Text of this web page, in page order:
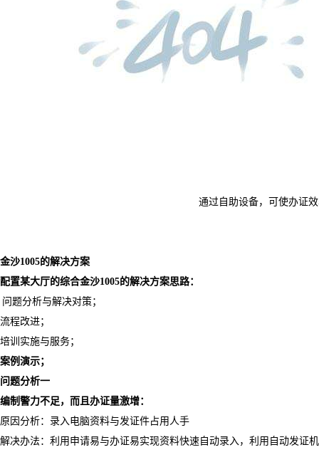
通过自助设备，可使办证
金沙1005的解决方案
配置某大厅的综合金沙1005的解决方案思路：
问题分析与解决对策；
流程改进；
培训实施与服务；
案例演示；
问题分析一
编制警力不足，而且办证量激增：
原因分析：录入电脑资料与发证件占用人手
解决办法：利用申请易与办证易实现资料快速自动录入，利用自动发证机